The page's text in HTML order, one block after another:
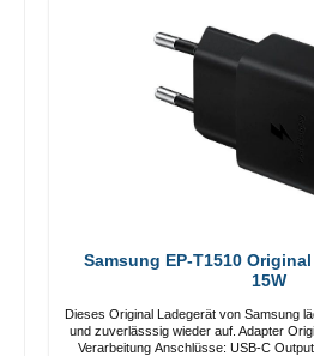
Samsung EP-T1510 Original Schnellladegerät
15W
Dieses Original Ladegerät von Samsung
und zuverlässsig wieder auf. Adapter Original Samsung Hochwertige
Verarbeitung Anschlüsse: USB-